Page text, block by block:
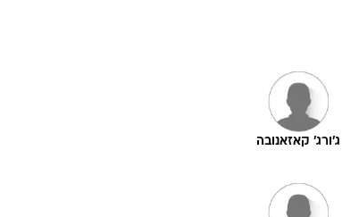
ג'ורג' קאזאנובה